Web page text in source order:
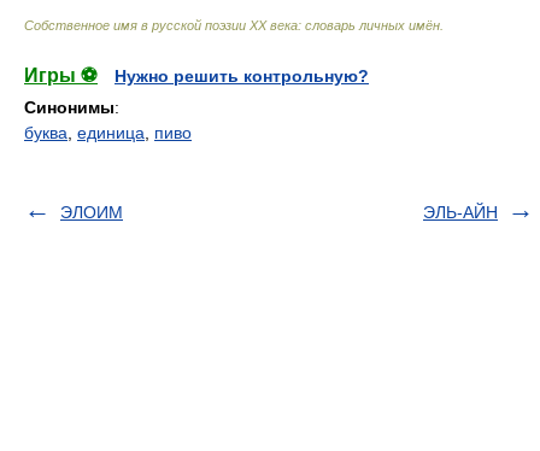
Собственное имя в русской поэзии XX века: словарь личных имён
Игры ⚽
Нужно решить контрольную?
Синонимы:
буква единица пиво
ЭЛОИМ ЭЛЬ-АЙН